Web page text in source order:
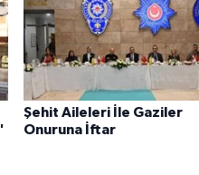
Şehit Aileleri İle Gaziler
Onuruna İftar